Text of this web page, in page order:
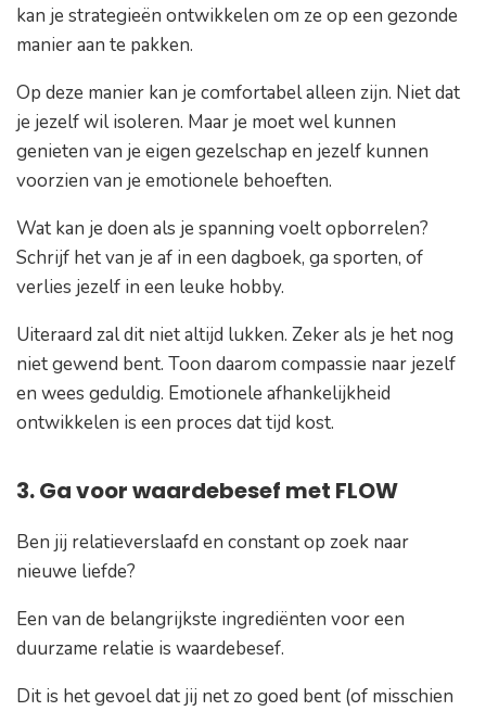
kan je strategieën ontwikkelen om ze op een gezonde
manier aan te pakken.
Op deze manier kan je comfortabel alleen zijn. Niet dat
je jezelf wil isoleren. Maar je moet wel kunnen
genieten van je eigen gezelschap en jezelf kunnen
voorzien van je emotionele behoeften.
Wat kan je doen als je spanning voelt opborrelen?
Schrijf het van je af in een dagboek, ga sporten, of
verlies jezelf in een leuke hobby.
Uiteraard zal dit niet altijd lukken. Zeker als je het nog
niet gewend bent. Toon daarom compassie naar jezelf
en wees geduldig. Emotionele afhankelijkheid
ontwikkelen is een proces dat tijd kost.
3. Ga voor waardebesef met FLOW
Ben jij relatieverslaafd en constant op zoek naar
nieuwe liefde?
Een van de belangrijkste ingrediënten voor een
duurzame relatie is waardebesef.
Dit is het gevoel dat jij net zo goed bent (of misschien